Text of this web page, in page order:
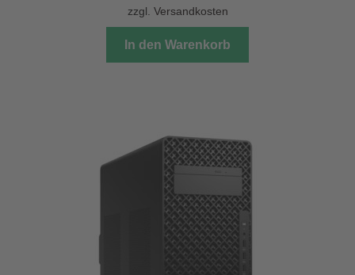
zzgl. Versandkosten
In den Warenkorb